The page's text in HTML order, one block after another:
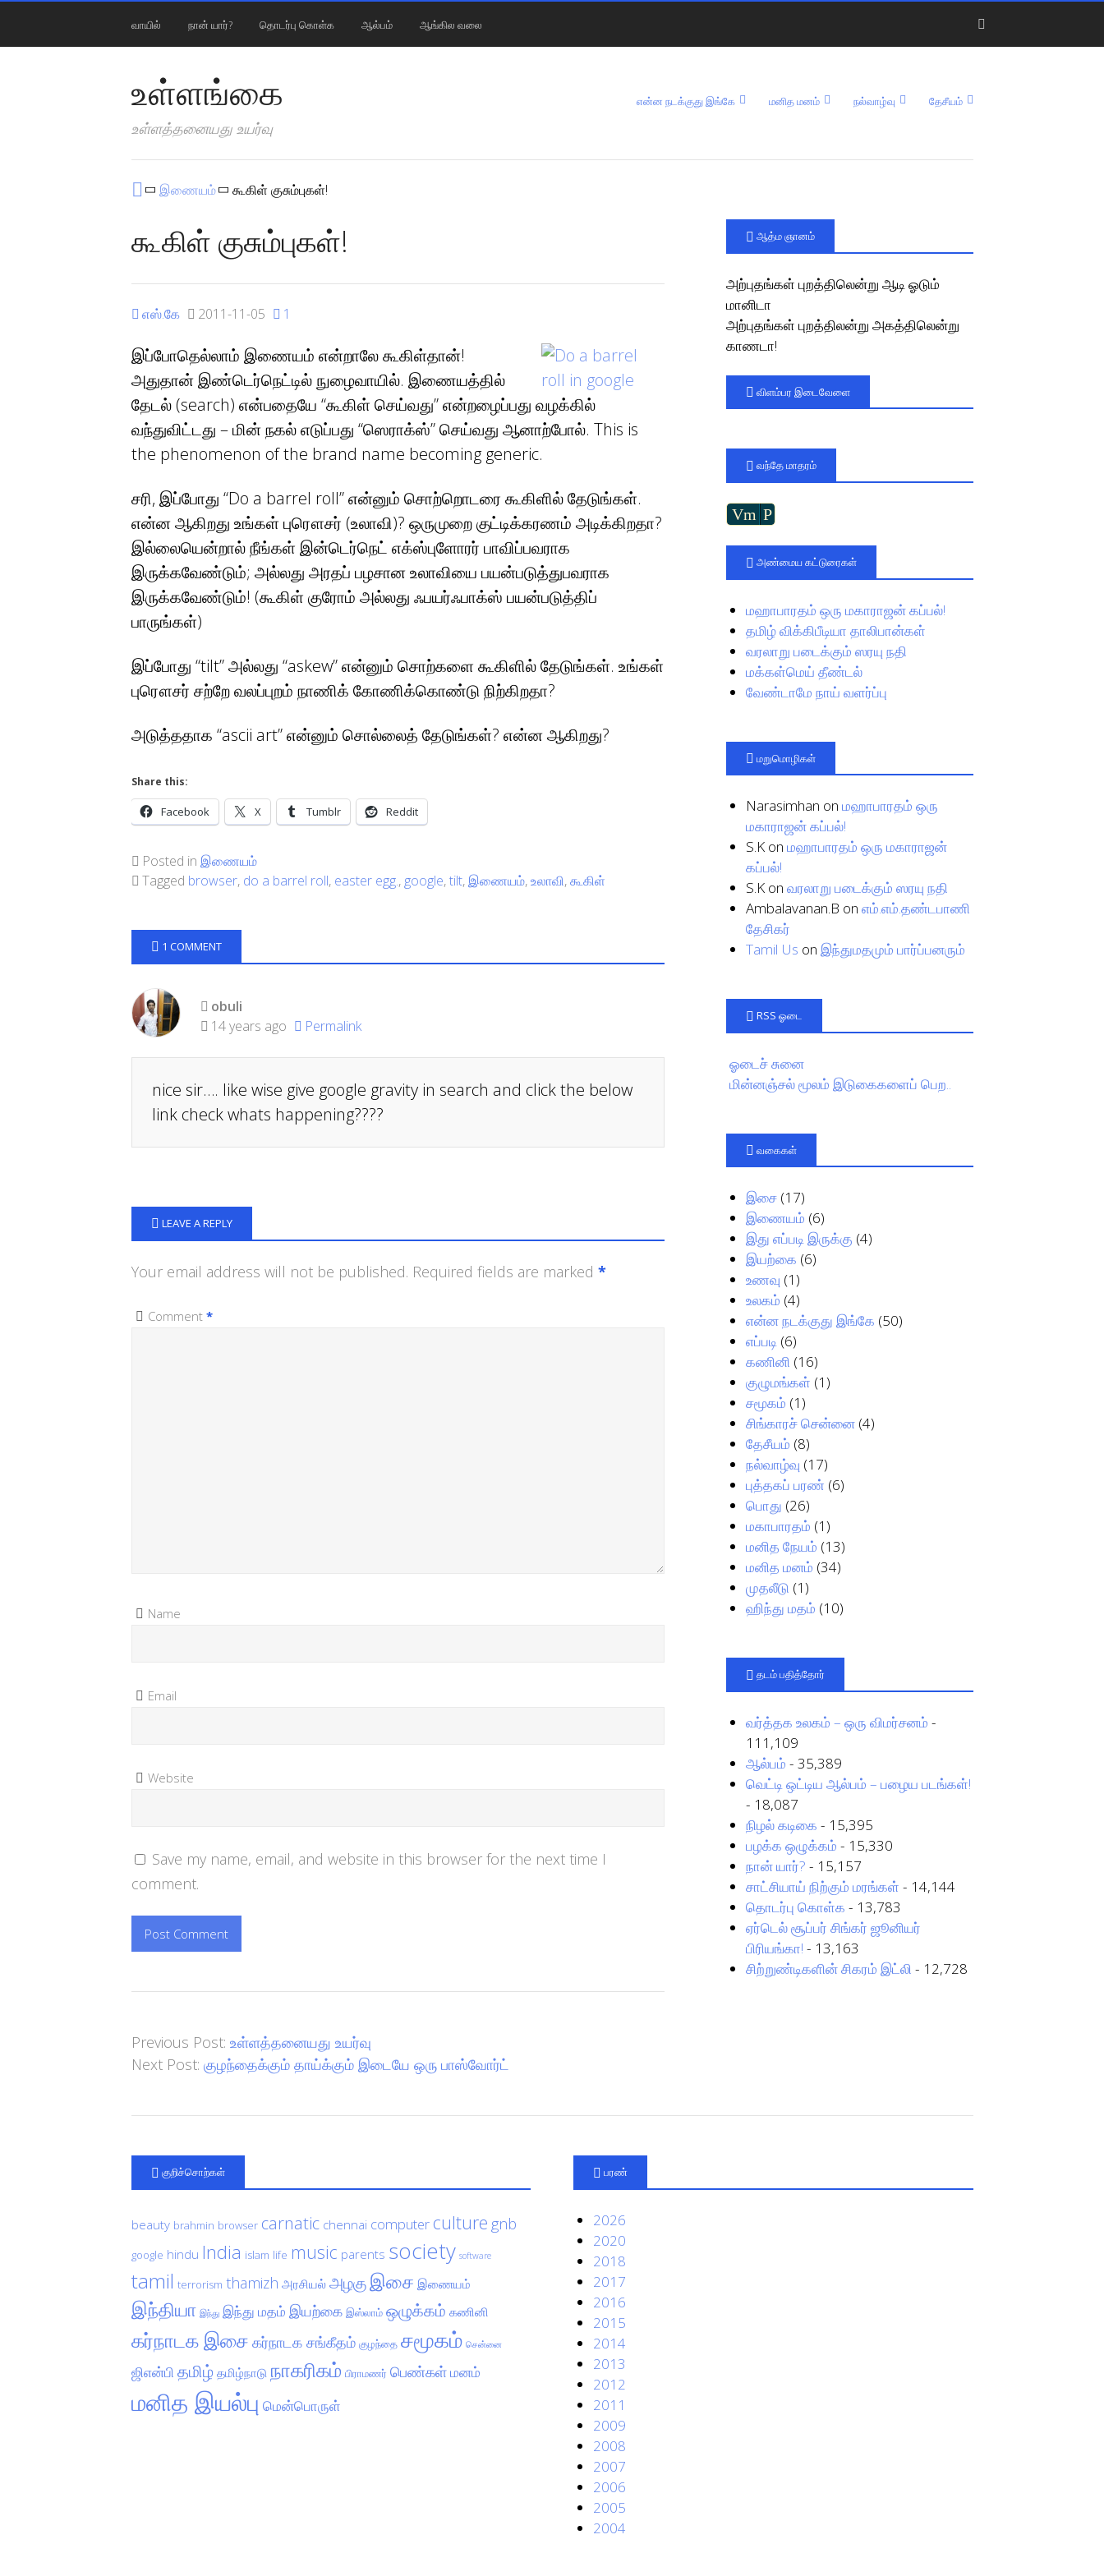
வாயில் நான் யார்? தொடர்பு கொள்க ஆல்பம் ஆங்கில வலை
உள்ளங்கை
உள்ளத்தனையது உயர்வு
என்ன நடக்குது இங்கே மனித மனம் நல்வாழ்வு தேசீயம்
இணையம் கூகிள் குசும்புகள்!
கூகிள் குசும்புகள்!
எஸ்.கே 2011-11-05 1
இப்போதெல்லாம் இணையம் என்றாலே கூகிள்தான்!
அதுதான் இண்டெர்நெட்டில் நுழைவாயில். இணையத்தில்
தேடல் (search) என்பதையே “கூகிள் செய்வது” என்றழைப்பது வழக்கில்
வந்துவிட்டது – மின் நகல் எடுப்பது “ஸெராக்ஸ்” செய்வது ஆனாற்போல். This is
the phenomenon of the brand name becoming generic.
சரி, இப்போது “Do a barrel roll” என்னும் சொற்றொடரை கூகிளில் தேடுங்கள்.
என்ன ஆகிறது உங்கள் புரௌசர் (உலாவி)? ஒருமுறை குட்டிக்கரணம் அடிக்கிறதா?
இல்லையென்றால் நீங்கள் இன்டெர்நெட் எக்ஸ்புளோரர் பாவிப்பவராக
இருக்கவேண்டும்; அல்லது அரதப் பழசான உலாவியை பயன்படுத்துபவராக
இருக்கவேண்டும்! (கூகிள் குரோம் அல்லது ஃபயர்ஃபாக்ஸ் பயன்படுத்திப்
பாருங்கள்)
இப்போது “tilt” அல்லது “askew” என்னும் சொற்களை கூகிளில் தேடுங்கள். உங்கள்
புரௌசர் சற்றே வலப்புறம் நாணிக் கோணிக்கொண்டு நிற்கிறதா?
அடுத்ததாக “ascii art” என்னும் சொல்லைத் தேடுங்கள்? என்ன ஆகிறது?
Share this:
Facebook X Tumblr Reddit
Posted in இணையம்
Tagged browser, do a barrel roll, easter egg., google,tilt,இணையம்,உலாவி,கூகிள்
1 COMMENT
obuli
14 years ago
Permalink
nice sir…. like wise give google gravity in search and click the below
link check whats happening????
LEAVE A REPLY
Your email address will not be published. Required fields are marked *
Comment *
Name
Email
Website
Save my name, email, and website in this browser for the next time I
comment.
Previous Post: உள்ளத்தனையது உயர்வு
Next Post: குழந்தைக்கும் தாய்க்கும் இடையே ஒரு பாஸ்வோர்ட்
ஆத்ம ஞானம்
அற்புதங்கள் புறத்திலென்று ஆடி ஓடும்
மானிடா
அற்புதங்கள் புறத்திலன்று அகத்திலென்று
காணடா!
விளம்பர இடைவேளை
வந்தே மாதரம்
Vm P
அண்மைய கட்டுரைகள்
மஹாபாரதம் ஒரு மகாராஜன் கப்பல்!
தமிழ் விக்கிபீடியா தாலிபான்கள்
வரலாறு படைக்கும் ஸரயு நதி
மக்கள்மெய் தீண்டல்
வேண்டாமே நாய் வளர்ப்பு
மறுமொழிகள்
Narasimhan onமஹாபாரதம் ஒரு
மகாராஜன் கப்பல்!
S.K onமஹாபாரதம் ஒரு மகாராஜன்
கப்பல்!
S.K onவரலாறு படைக்கும் ஸரயு நதி
Ambalavanan.B onஎம்.எம்.தண்டபாணி
தேசிகர்
Tamil Us onஇந்துமதமும் பார்ப்பனரும்
RSS ஓடை
ஓடைச் சுனை
மின்னஞ்சல் மூலம் இடுகைகளைப் பெற..
வகைகள்
இசை (17)
இணையம் (6)
இது எப்படி இருக்கு (4)
இயற்கை (6)
உணவு (1)
உலகம் (4)
என்ன நடக்குது இங்கே (50)
எப்படி (6)
கணினி (16)
குழுமங்கள் (1)
சமூகம் (1)
சிங்காரச் சென்னை (4)
தேசீயம் (8)
நல்வாழ்வு (17)
புத்தகப் பரண் (6)
பொது (26)
மகாபாரதம் (1)
மனித நேயம் (13)
மனித மனம் (34)
முதலீடு (1)
ஹிந்து மதம் (10)
தடம் பதித்தோர்
வர்த்தக உலகம் – ஒரு விமர்சனம் -
111,109
ஆல்பம் - 35,389
வெட்டி ஒட்டிய ஆல்பம் – பழைய படங்கள்!
- 18,087
நிழல் கடிகை - 15,395
பழக்க ஒழுக்கம் - 15,330
நான் யார்? - 15,157
சாட்சியாய் நிற்கும் மரங்கள் - 14,144
தொடர்பு கொள்க - 13,783
ஏர்டெல் சூப்பர் சிங்கர் ஜூனியர்
பிரியங்கா! - 13,163
சிற்றுண்டிகளின் சிகரம் இட்லி - 12,728
குறிச்சொற்கள்
beauty brahmin browser carnatic chennai computer culture gnb
google hindu India islam life music parents society software
tamil terrorism thamizh அரசியல் அழகுஇசை இணையம்
இந்தியா இந்து இந்து மதம் இயற்கை இஸ்லாம் ஒழுக்கம் கணினி
கர்நாடக இசை கர்நாடக சங்கீதம் குழந்தை சமூகம் சென்னை
ஜிஎன்பி தமிழ் தமிழ்நாடு நாகரிகம் பிராமணர் பெண்கள்மனம்
மனித இயல்பு மென்பொருள்
பரண்
2026
2020
2018
2017
2016
2015
2014
2013
2012
2011
2009
2008
2007
2006
2005
2004